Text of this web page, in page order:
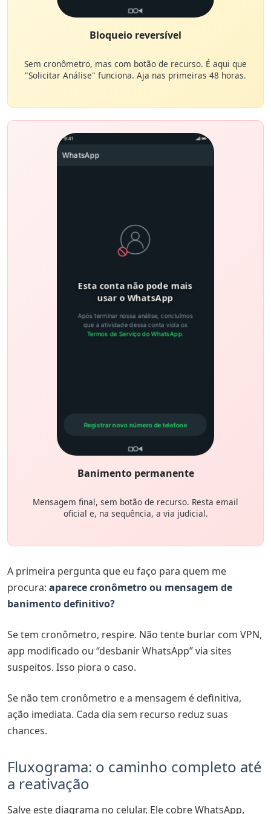
Bloqueio reversível
Sem cronômetro, mas com botão de recurso. É aqui que
"Solicitar Análise" funciona. Aja nas primeiras 48 horas.
9:41
WhatsApp
Esta conta não pode mais
usar o WhatsApp
Após terminar nossa análise, concluímos
que a atividade dessa conta viola os
Termos de Serviço do WhatsApp.
Registrar novo número de telefone
Banimento permanente
Mensagem final, sem botão de recurso. Resta email
oficial e, na sequência, a via judicial.
A primeira pergunta que eu faço para quem me
procura: aparece cronômetro ou mensagem de
banimento definitivo?
Se tem cronômetro, respire. Não tente burlar com VPN,
app modificado ou “desbanir WhatsApp” via sites
suspeitos. Isso piora o caso.
Se não tem cronômetro e a mensagem é definitiva,
ação imediata. Cada dia sem recurso reduz suas
chances.
Fluxograma: o caminho completo até
a reativação
Salve este diagrama no celular. Ele cobre WhatsApp,